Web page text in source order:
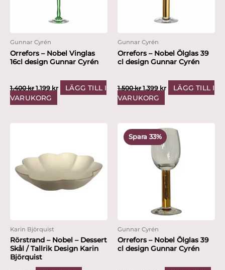
Gunnar Cyrén
Orrefors – Nobel Vinglas
16cl design Gunnar Cyrén
1,400kr 1,199 kr
LÄGG TILL I
VARUKORG
Gunnar Cyrén
Orrefors – Nobel Ölglas 39
cl design Gunnar Cyrén
1,500kr 1,399 kr
LÄGG TILL I
VARUKORG
Karin Björquist
Rörstrand – Nobel – Dessert
Skål / Tallrik Design Karin
Björquist
Spara 33%
Gunnar Cyrén
Orrefors – Nobel Ölglas 39
cl design Gunnar Cyrén
ursprungliga
1,500 kr.
nuvarande
priset
är:
999 kr.